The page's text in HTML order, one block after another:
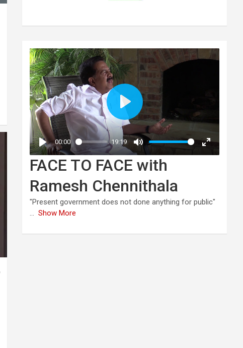
FACE TO FACE with
Ramesh Chennithala
"Present government does not done anything for public"
... Show More